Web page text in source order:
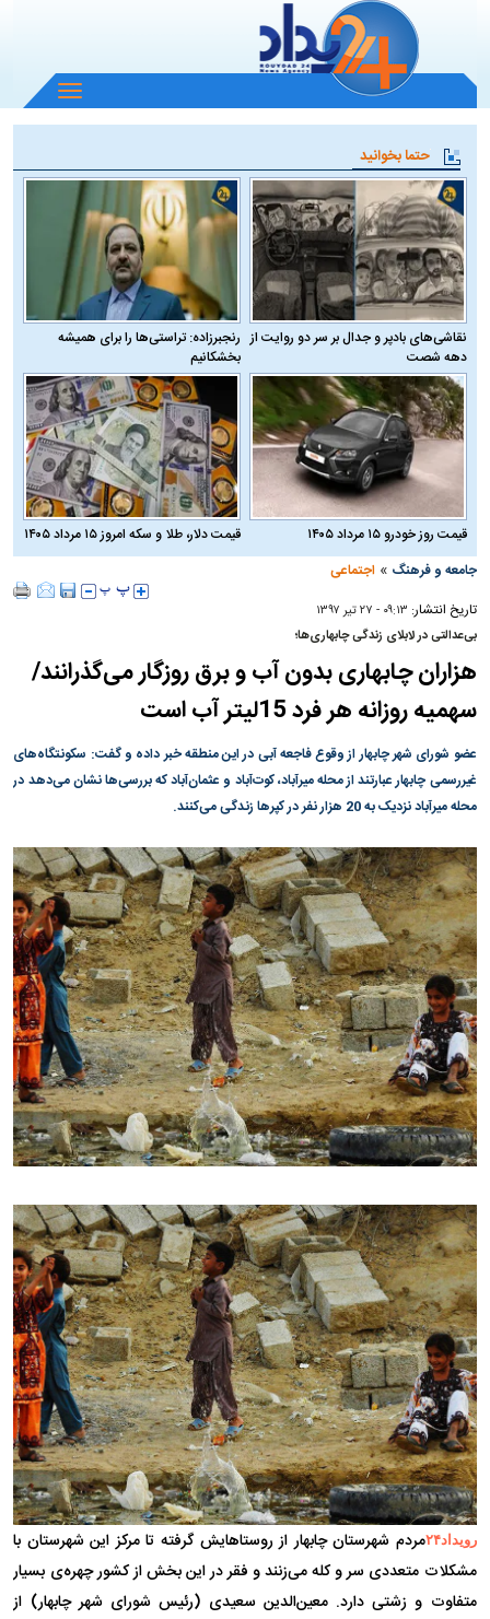
باز
و
منو
حتما بخوانید
نقاشی‌های بادپر و جدال بر سر دو روایت از
دهه شصت
رنجبرزاده: تراستی‌ها را برای همیشه
بخشکانیم
قیمت روز خودرو ۱۵ مرداد ۱۴۰۵
قیمت دلار، طلا و سکه امروز ۱۵ مرداد ۱۴۰۵
جامعه و فرهنگ »اجتماعی
تاریخ انتشار: ۰۹:۱۳ - ۲۷ تير ۱۳۹۷
بی‌عدالتی در لابلای زندگی چابهاری‌ها؛
هزاران چابهاری بدون آب و برق روزگار می‌گذرانند/
سهمیه روزانه هر فرد 15لیتر آب است
عضو شورای شهر چابهار از وقوع فاجعه آبی در این منطقه خبر داده و گفت: سکونتگاه‌های
غیررسمی چابهار عبارتند از محله میرآباد، کوت‌آباد و عثمان‌آباد که بررسی‌ها نشان می‌دهد در
محله میرآباد نزدیک به 20 هزار نفر در کپرها زندگی می‌کنند.
رویداد۲۴
مردم شهرستان چابهار از روستاهایش گرفته تا مرکز این شهرستان با
مشکلات متعددی سر و کله می‌زنند و فقر در این بخش از کشور چهره‌ی بسیار
متفاوت و زشتی دارد. معین‌الدین سعیدی (رئیس شورای شهر چابهار) از